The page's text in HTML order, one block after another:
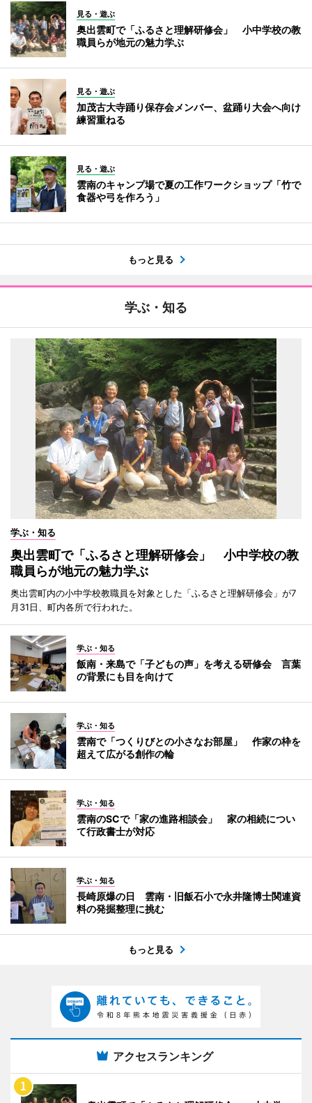
見る・遊ぶ
奥出雲町で「ふるさと理解研修会」 小中学校の教
職員らが地元の魅力学ぶ
見る・遊ぶ
加茂古大寺踊り保存会メンバー、盆踊り大会へ向け
練習重ねる
見る・遊ぶ
雲南のキャンプ場で夏の工作ワークショップ「竹で
食器や弓を作ろう」
もっと見る
学ぶ・知る
学ぶ・知る
奥出雲町で「ふるさと理解研修会」 小中学校の教
職員らが地元の魅力学ぶ
奥出雲町内の小中学校教職員を対象とした「ふるさと理解研修会」が7
月31日、町内各所で行われた。
学ぶ・知る
飯南・来島で「子どもの声」を考える研修会 言葉
の背景にも目を向けて
学ぶ・知る
雲南で「つくりびとの小さなお部屋」 作家の枠を
超えて広がる創作の輪
学ぶ・知る
雲南のSCで「家の進路相談会」 家の相続につい
て行政書士が対応
学ぶ・知る
長崎原爆の日 雲南・旧飯石小で永井隆博士関連資
料の発掘整理に挑む
もっと見る
アクセスランキング